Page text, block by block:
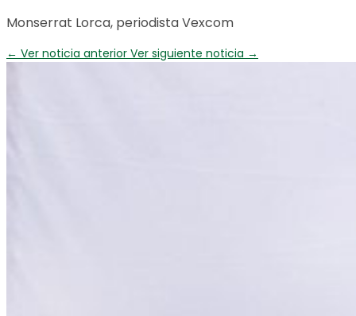
Monserrat Lorca, periodista Vexcom
← Ver noticia anterior Ver siguiente noticia →